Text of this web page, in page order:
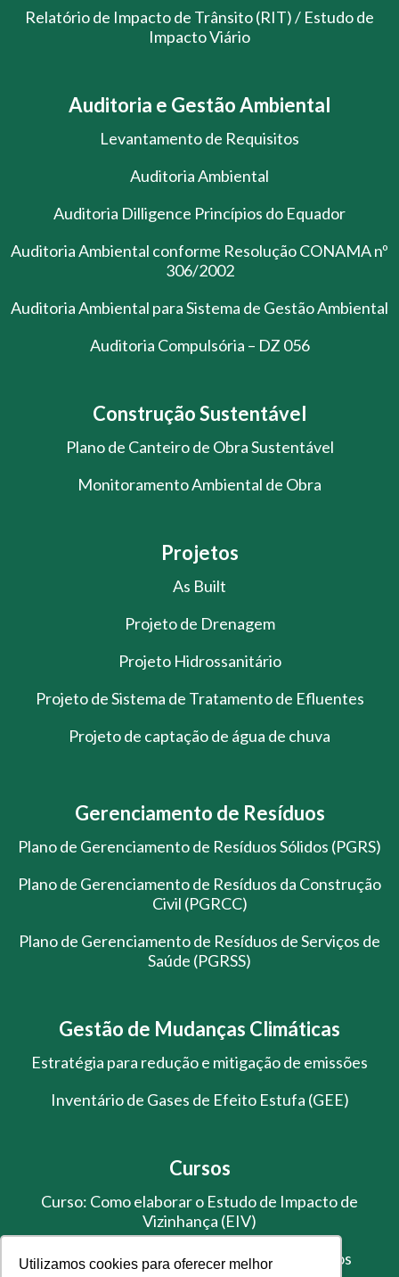
Utilizamos cookies para oferecer melhor
Relatório de Impacto de Trânsito (RIT) / Estudo de
Impacto Viário
Auditoria e Gestão Ambiental
Levantamento de Requisitos
Auditoria Ambiental
Auditoria Dilligence Princípios do Equador
Auditoria Ambiental conforme Resolução CONAMA nº
306/2002
Auditoria Ambiental para Sistema de Gestão Ambiental
Auditoria Compulsória – DZ 056
Construção Sustentável
Plano de Canteiro de Obra Sustentável
Monitoramento Ambiental de Obra
Projetos
As Built
Projeto de Drenagem
Projeto Hidrossanitário
Projeto de Sistema de Tratamento de Efluentes
Projeto de captação de água de chuva
Gerenciamento de Resíduos
Plano de Gerenciamento de Resíduos Sólidos (PGRS)
Plano de Gerenciamento de Resíduos da Construção
Civil (PGRCC)
Plano de Gerenciamento de Resíduos de Serviços de
Saúde (PGRSS)
Gestão de Mudanças Climáticas
Estratégia para redução e mitigação de emissões
Inventário de Gases de Efeito Estufa (GEE)
Cursos
Curso: Como elaborar o Estudo de Impacto de
Vizinhança (EIV)
Treinamento de Gestão de Resíduos Sólidos